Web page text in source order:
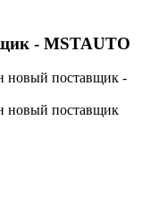
- MSTAUTO
новый поставщик -
новый поставщик